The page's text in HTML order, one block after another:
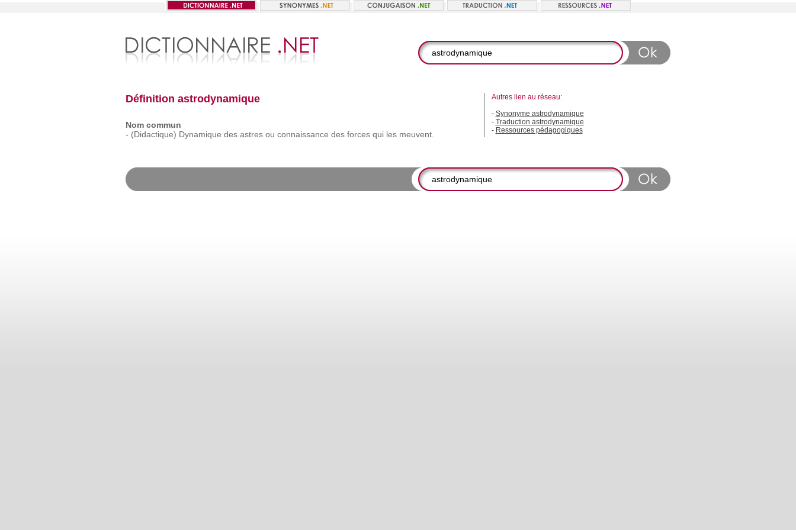
Définition astrodynamique
Nom commun
- (Didactique) Dynamique des astres ou connaissance des forces qui les meuvent.
Autres lien au réseau:
- Synonyme astrodynamique
- Traduction astrodynamique
- Ressources pédagogiques